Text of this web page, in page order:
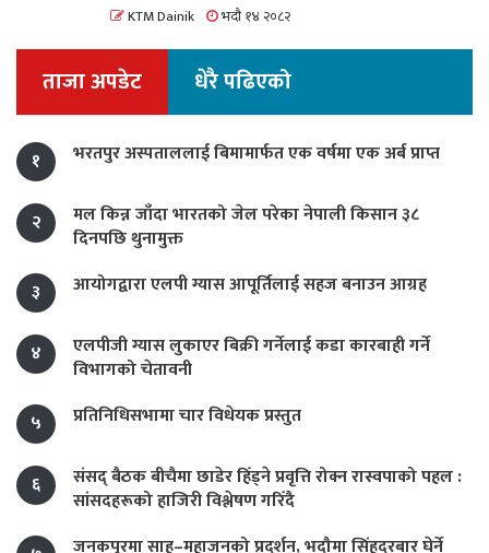
KTM Dainik भदौ १४ २०८२
ताजा अपडेट धेरै पढिएको
१ भरतपुर अस्पताललाई बिमामार्फत एक वर्षमा एक अर्ब प्राप्त
२
मल किन्न जाँदा भारतको जेल परेका नेपाली किसान ३८
दिनपछि थुनामुक्त
३
आयोगद्वारा एलपी ग्यास आपूर्तिलाई सहज बनाउन आग्रह
४
एलपीजी ग्यास लुकाएर बिक्री गर्नेलाई कडा कारबाही गर्ने
विभागको चेतावनी
५
प्रतिनिधिसभामा चार विधेयक प्रस्तुत
६
संसद् बैठक बीचैमा छाडेर हिँड्ने प्रवृत्ति रोक्न रास्वपाको पहल :
सांसदहरूको हाजिरी विश्लेषण गरिँदै
जनकपुरमा साहु–महाजनको प्रदर्शन, भदौमा सिंहदरबार घेर्ने